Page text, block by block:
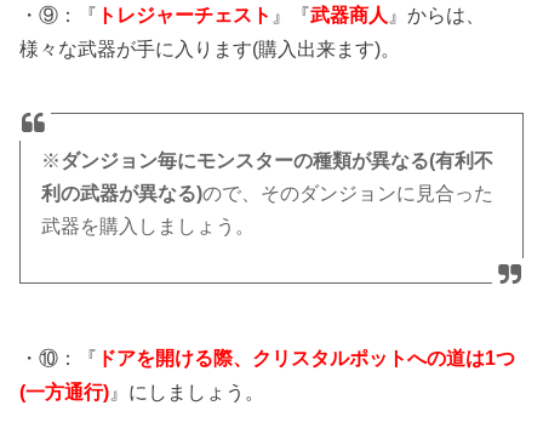
・⑨：『 トレジャーチェスト 』『武器商人 』からは、
様々な武器が手に入ります(購入出来ます)。
※ ダンジョン毎にモンスターの種類が異なる(有利不
利の武器が異なる)ので、そのダンジョンに見合った
武器を購入しましょう。
・⑩：『 ドアを開ける際、クリスタルポットへの道は1つ
(一方通行) 』にしましょう。